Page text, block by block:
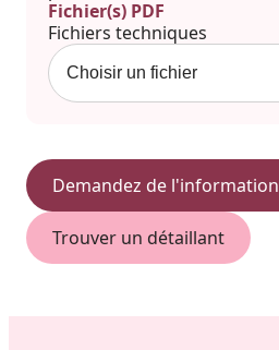
Fichier(s) PDF
Fichiers techniques
Demandez de l'information
Trouver un détaillant